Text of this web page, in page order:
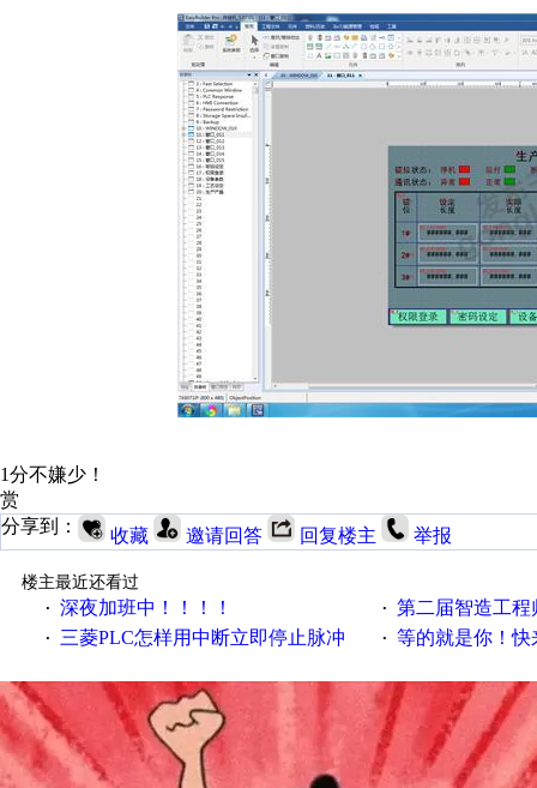
1分不嫌少！
赏
分享到：
收藏 邀请回答 回复楼主 举报
楼主最近还看过
· 深夜加班中！！！！ · 第二届智造工程师节
· 三菱PLC怎样用中断立即停止脉冲 · 等的就是你！快来